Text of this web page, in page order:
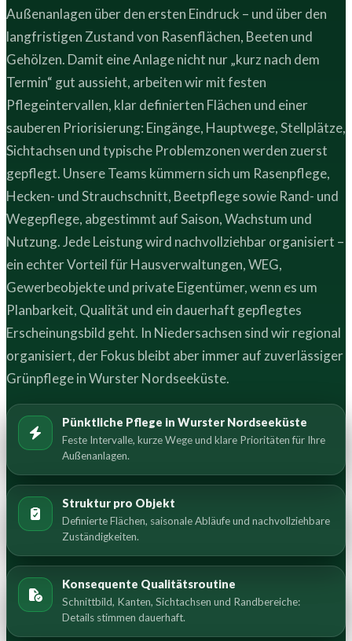
Außenanlagen über den ersten Eindruck – und über den
langfristigen Zustand von Rasenflächen, Beeten und
Gehölzen. Damit eine Anlage nicht nur „kurz nach dem
Termin“ gut aussieht, arbeiten wir mit festen
Pflegeintervallen, klar definierten Flächen und einer
sauberen Priorisierung: Eingänge, Hauptwege, Stellplätze,
Sichtachsen und typische Problemzonen werden zuerst
gepflegt. Unsere Teams kümmern sich um Rasenpflege,
Hecken- und Strauchschnitt, Beetpflege sowie Rand- und
Wegepflege, abgestimmt auf Saison, Wachstum und
Nutzung. Jede Leistung wird nachvollziehbar organisiert –
ein echter Vorteil für Hausverwaltungen, WEG,
Gewerbeobjekte und private Eigentümer, wenn es um
Planbarkeit, Qualität und ein dauerhaft gepflegtes
Erscheinungsbild geht. In Niedersachsen sind wir regional
organisiert, der Fokus bleibt aber immer auf zuverlässiger
Grünpflege in Wurster Nordseeküste.
Pünktliche Pflege in Wurster Nordseeküste
Feste Intervalle, kurze Wege und klare Prioritäten für Ihre
Außenanlagen.
Struktur pro Objekt
Definierte Flächen, saisonale Abläufe und nachvollziehbare
Zuständigkeiten.
Konsequente Qualitätsroutine
Schnittbild, Kanten, Sichtachsen und Randbereiche:
Details stimmen dauerhaft.